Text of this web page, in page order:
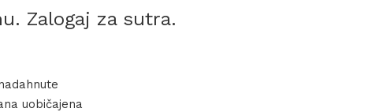
Zalogaj za sutra.
uobičajena